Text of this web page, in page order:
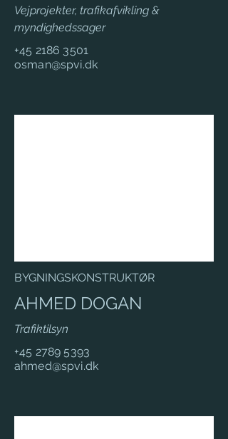
Vejprojekter, trafikafvikling &
myndighedssager
+45 2186 3501
osman@spvi.dk
BYGNINGSKONSTRUKTØR
AHMED DOGAN
Trafiktilsyn
+45 2789 5393
ahmed@spvi.dk